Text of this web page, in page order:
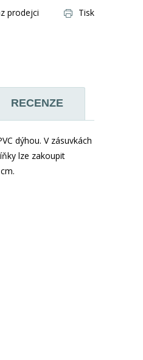
prodejci Tisk
RECENZE
dýhou. V zásuvkách
lze zakoupit